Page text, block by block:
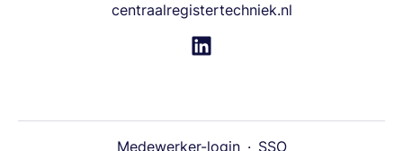
centraalregistertechniek.nl
Medewerker-login · SSO